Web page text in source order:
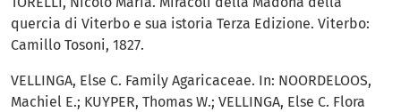
quercia di Viterbo e sua istoria Terza Edizione. Viterbo:
Camillo Tosoni, 1827.
VELLINGA, Else C. Family Agaricaceae. In: NOORDELOOS,
Machiel E.; KUYPER, Thomas W.; VELLINGA, Else C. Flora